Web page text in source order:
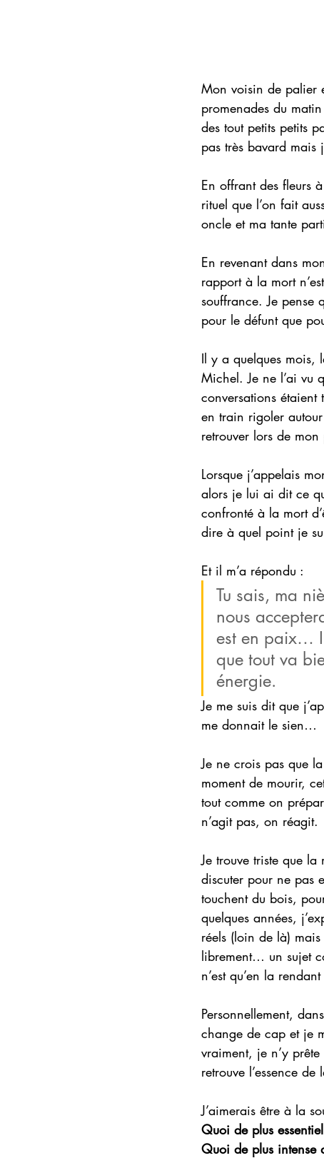
Mon voisin de palier
promenades du
des tout petits petits
pas très bavard mais
En offrant des fleurs
rituel que l’on fait
oncle et ma tante
En revenant dans
rapport à la mort
souffrance. Je pense
pour le défunt que
Il y a quelques mois,
Michel. Je ne l’ai vu
conversations
en train rigoler
retrouver lors de
Lorsque j’appelais
alors je lui ai dit ce
confronté à la mort
dire à quel point je
Et il m’a répondu :
Tu sais, ma
nous
est en paix…
que tout va
énergie.
Je me suis dit que
me donnait le sien…
Je ne crois pas que
moment de mourir,
tout comme on
n’agit pas, on réagit.
Je trouve triste que
discuter pour ne pas
touchent du bois,
quelques années,
réels (loin de là)
librement… un sujet
n’est qu’en la
Personnellement,
change de cap et je
vraiment, je n’y
retrouve l’essence
J’aimerais être à la
Quoi de plus
Quoi de plus intense